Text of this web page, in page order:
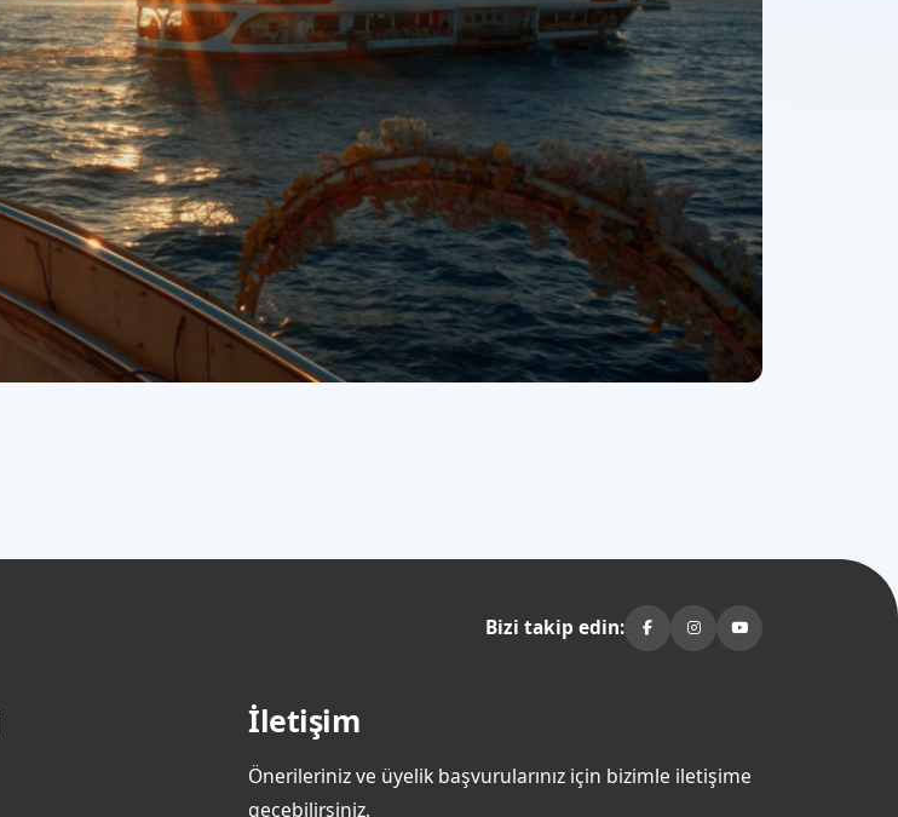
Bizi takip edin:
İletişim
Önerileriniz ve üyelik başvurularınız için bizimle iletişime
geçebilirsiniz.